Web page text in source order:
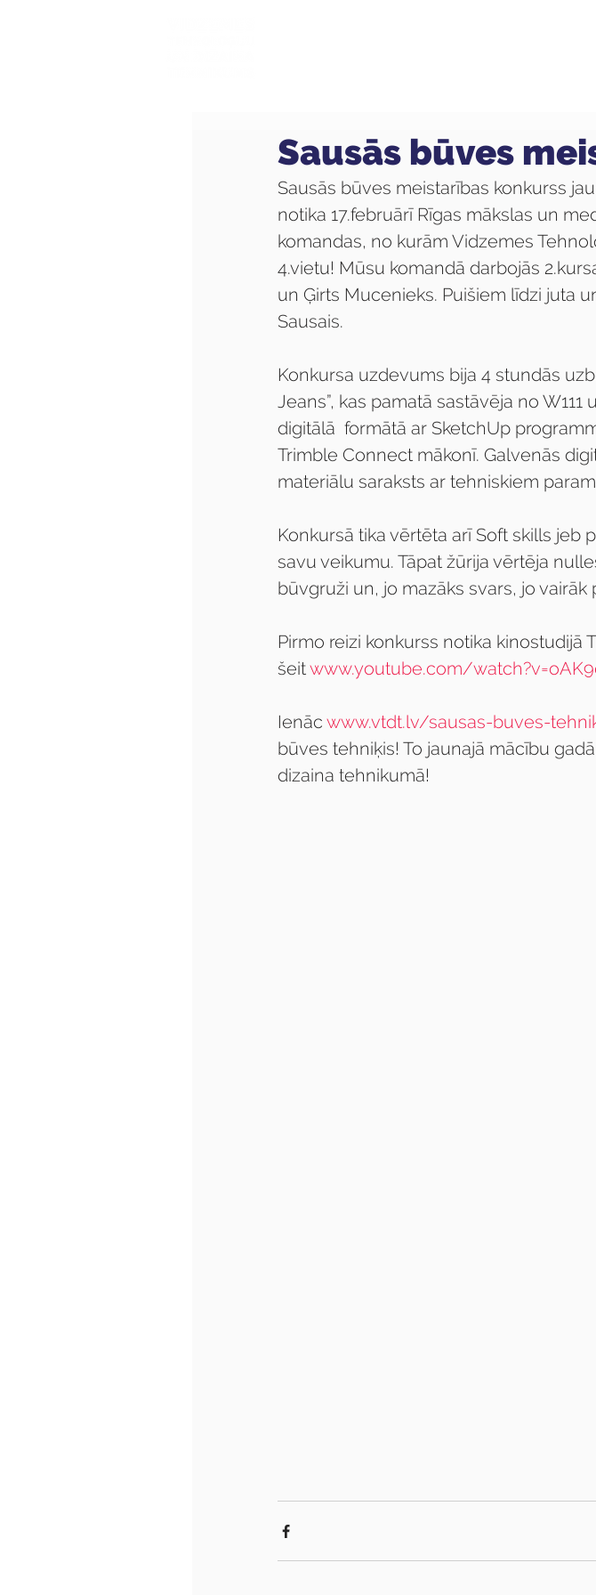
Sausās būves
Sausās būves meistarības konkurss
notika 17.februārī Rīgas mākslas un
komandas, no kurām Vidzemes
4.vietu! Mūsu komandā darbojās
un Ģirts Mucenieks. Puišiem līdzi juta
Sausais.
Konkursa uzdevums bija 4 stundās
Jeans”, kas pamatā sastāvēja no
digitālā  formātā ar SketchUp
Trimble Connect mākonī. Galvenās
materiālu saraksts ar tehniskiem
Konkursā tika vērtēta arī Soft skills jeb
savu veikumu. Tāpat žūrija vērtēja
būvgruži un, jo mazāks svars, jo vairāk
Pirmo reizi konkurss notika kinostudijā
šeit www.youtube.com/
Ienāc www.vtdt.lv/sausas-buves-
būves tehniķis! To jaunajā mācību
dizaina tehnikumā!